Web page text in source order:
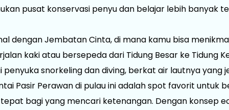
pusat konservasi penyu dan belajar lebih banyak
dengan Jembatan Cinta, di mana kamu bisa
kaki atau bersepeda dari Tidung Besar ke Tidung
penyuka snorkeling dan diving, berkat air lautnya yang
Pasir Perawan di pulau ini adalah spot favorit untuk
bagi yang mencari ketenangan. Dengan konsep